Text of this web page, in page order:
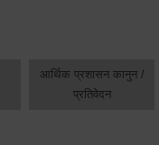
आर्थिक प्रशासन कानुन /
प्रतिवेदन